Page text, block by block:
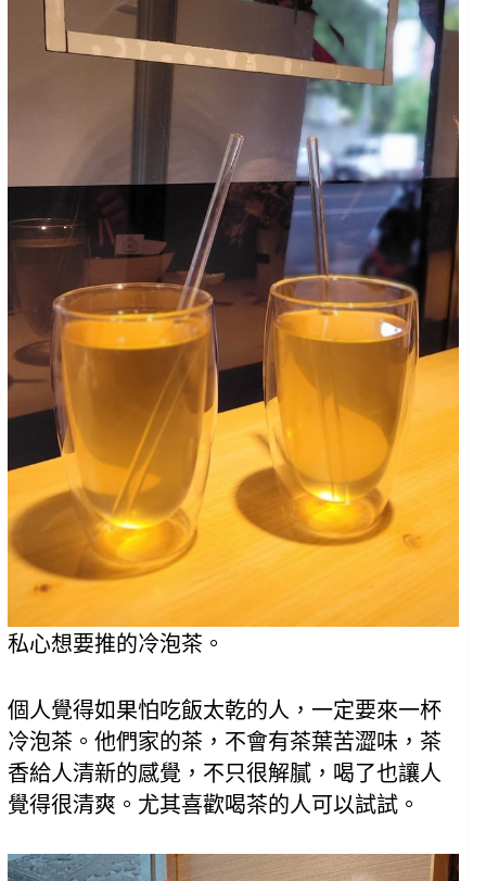
私心想要推的冷泡茶。
個人覺得如果怕吃飯太乾的人，一定要來一杯
冷泡茶。他們家的茶，不會有茶葉苦澀味，茶
香給人清新的感覺，不只很解膩，喝了也讓人
覺得很清爽。尤其喜歡喝茶的人可以試試。